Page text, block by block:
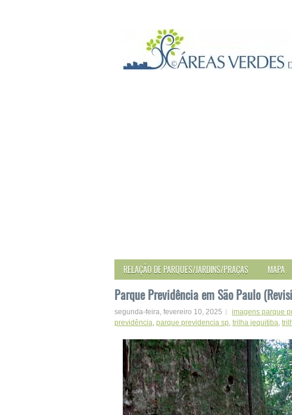
RELAÇÃO DE PARQUES/JARDINS/PRAÇAS MAPA
Parque Previdência em São Paulo
segunda-feira, fevereiro 10, 2025 imagens parque
previdência, parque previdencia sp, trilha jequitiba,